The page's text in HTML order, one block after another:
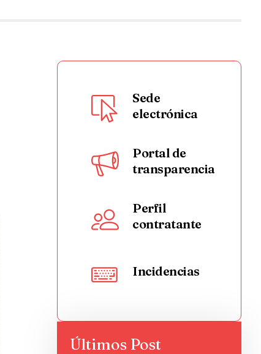
Sede
electrónica
Portal de
transparencia
Perfil
contratante
Incidencias
Últimos Post